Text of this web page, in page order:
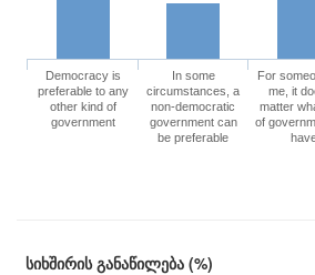
Democracy is
preferable to any
other kind of
government
In some
circumstances, a
non-democratic
government can
be preferable
For
me, it
matter
of
სიხშირის განაწილება (%)